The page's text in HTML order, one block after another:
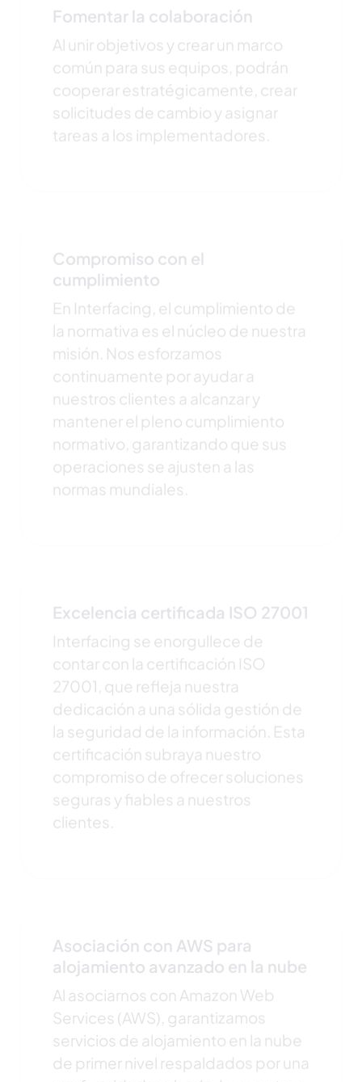
común para sus equipos, podrán
cooperar estratégicamente, crear
solicitudes de cambio y asignar
tareas a los implementadores.
cumplimiento
En Interfacing, el cumplimiento de
la normativa es el núcleo de nuestra
misión. Nos esforzamos
continuamente por ayudar a
nuestros clientes a alcanzar y
mantener el pleno cumplimiento
normativo, garantizando que sus
operaciones se ajusten a las
normas mundiales.
contar con la certificación ISO
27001, que refleja nuestra
dedicación a una sólida gestión de
la seguridad de la información. Esta
certificación subraya nuestro
compromiso de ofrecer soluciones
seguras y fiables a nuestros
clientes.
alojamiento avanzado en la nube
Al asociarnos con Amazon Web
Services (AWS), garantizamos
servicios de alojamiento en la nube
de primer nivel respaldados por una
conformidad probada. Los centros